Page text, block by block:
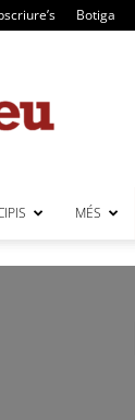
Botiga
MÉS